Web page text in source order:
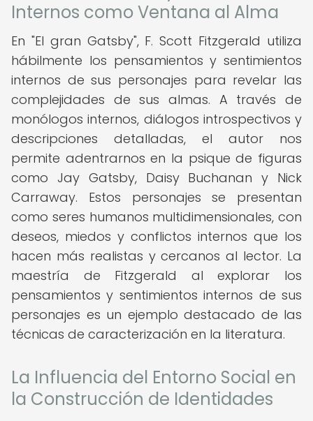
Internos como Ventana al Alma
En "El gran Gatsby", F. Scott Fitzgerald utiliza
hábilmente los pensamientos y sentimientos
internos de sus personajes para revelar las
complejidades de sus almas. A través de
monólogos internos, diálogos introspectivos y
descripciones detalladas, el autor nos
permite adentrarnos en la psique de figuras
como Jay Gatsby, Daisy Buchanan y Nick
Carraway. Estos personajes se presentan
como seres humanos multidimensionales, con
deseos, miedos y conflictos internos que los
hacen más realistas y cercanos al lector. La
maestría de Fitzgerald al explorar los
pensamientos y sentimientos internos de sus
personajes es un ejemplo destacado de las
técnicas de caracterización en la literatura.
La Influencia del Entorno Social en
la Construcción de Identidades